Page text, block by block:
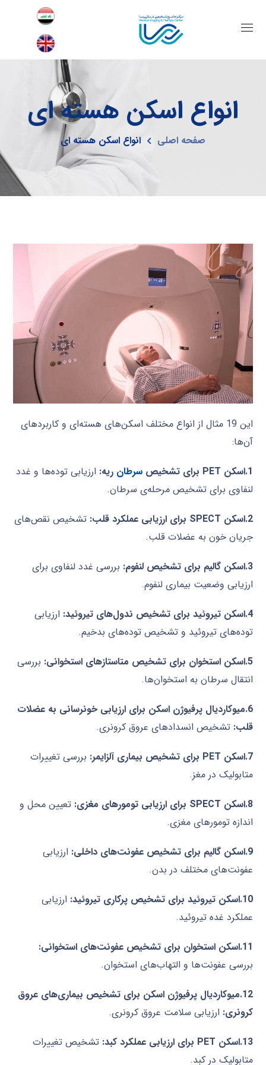
انواع اسکن هسته ای
صفحه اصلی انواع اسکن هسته ای
این 19 مثال از انواع مختلف اسکن‌های هسته‌ای و کاربردهای
آن‌ها:
1.اسکن
برای تشخیصسرطان ریه: ارزیابی توده‌ها و غدد
لنفاوی برای تشخیص مرحله‌ی سرطان.
2.اسکن
برای ارزیابی عملکرد قلب: تشخیص نقص‌های
جریان خون به عضلات قلب.
3.اسکن گالیم برای تشخیص لنفوم
: بررسی غدد لنفاوی برای
ارزیابی وضعیت بیماری لنفوم.
4.اسکن تیروئید برای تشخیص ندول‌های تیروئید
: ارزیابی
توده‌های تیروئید و تشخیص توده‌های بدخیم.
5.اسکن استخوان برای تشخیص متاستازهای استخوانی
: بررسی
انتقال سرطان به استخوان‌ها.
6.میوکاردیال پرفیوژن اسکن برای ارزیابی خونرسانی به عضلات
قلب: تشخیص انسدادهای عروق کرونری.
7.اسکن
برای تشخیص بیماری آلزایمر: بررسی تغییرات
متابولیک در مغز.
8.اسکن
برای ارزیابی تومورهای مغزی: تعیین محل و
اندازه تومورهای مغزی.
9.اسکن گالیم برای تشخیص عفونت‌های داخلی
: ارزیابی
عفونت‌های مختلف در بدن.
10.اسکن تیروئید برای تشخیص پرکاری تیروئید
: ارزیابی
عملکرد غده تیروئید.
11.اسکن استخوان برای تشخیص عفونت‌های استخوانی
:
بررسی عفونت‌ها و التهاب‌های استخوان.
12.میوکاردیال پرفیوژن اسکن برای تشخیص بیماری‌های عروق
کرونری: ارزیابی سلامت عروق کرونری.
13.اسکن
برای ارزیابی عملکرد کبد: تشخیص تغییرات
متابولیک در کبد.